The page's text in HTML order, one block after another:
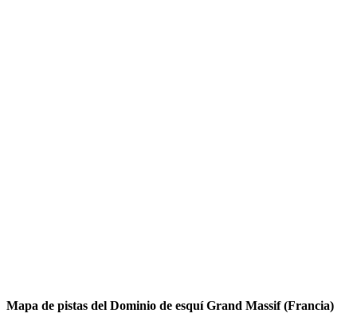
Mapa de pistas del Dominio de esquí Grand Massif (Francia)